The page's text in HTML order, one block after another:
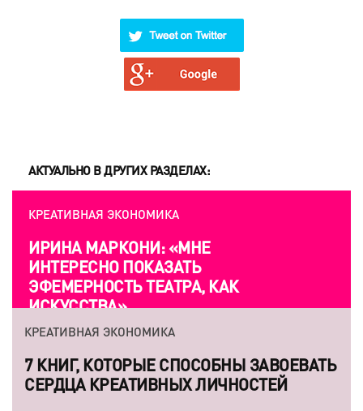
АКТУАЛЬНО В ДРУГИХ РАЗДЕЛАХ:
КРЕАТИВНАЯ ЭКОНОМИКА
ИРИНА МАРКОНИ: «МНЕ
ИНТЕРЕСНО ПОКАЗАТЬ
ЭФЕМЕРНОСТЬ ТЕАТРА, КАК
ИСКУССТВА»
КРЕАТИВНАЯ ЭКОНОМИКА
7 КНИГ, КОТОРЫЕ СПОСОБНЫ ЗАВОЕВАТЬ
СЕРДЦА КРЕАТИВНЫХ ЛИЧНОСТЕЙ